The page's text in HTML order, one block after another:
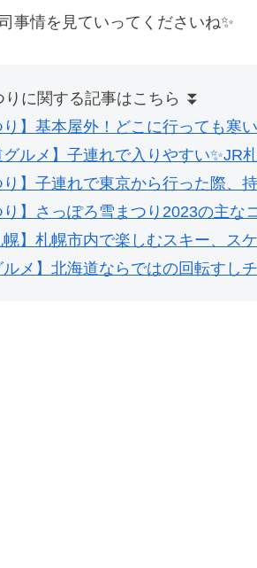
事情を見ていってくださいね✨
りに関する記事はこちら ⏬
り】基本屋外！どこに行っても寒
グルメ】子連れで入りやすい✨JR
り】子連れで東京から行った際、
り】さっぽろ雪まつり2023の主な
幌】札幌市内で楽しむスキー、ス
ルメ】北海道ならではの回転すし